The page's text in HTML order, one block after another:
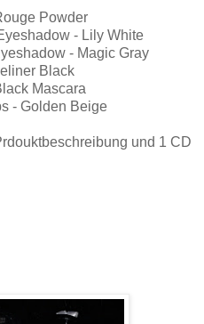
Powder
- Lily White
- Magic Gray
Black
Mascara
- Golden Beige
und 1 CD